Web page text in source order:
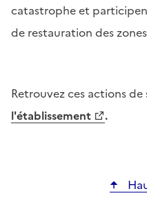
catastrophe et
de restauration des
Retrouvez ces actions
l'établissement
.